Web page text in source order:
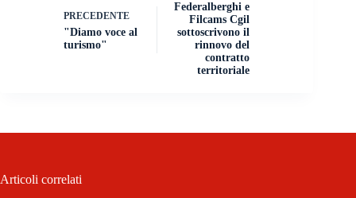
PRECEDENTE
"Diamo voce al
turismo"
Federalberghi e
Filcams Cgil
sottoscrivono il
rinnovo del
contratto
territoriale
Articoli correlati